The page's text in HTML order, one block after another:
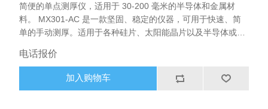
简便的单点测厚仪，适用于 30-200 毫米的半导体和金属材
料。 MX301-AC 是一款坚固、稳定的仪器，可用于快速、简
单的手动测厚。适用于各种硅片、太阳能晶片以及半导体或金
示屏。可独立工作，也可通过串行接口与 PC 连接，从而收集
多个测量数据，计算单个晶片或整批晶片的平面度（TTV）、
平均值或标准偏差。
电话报价
加入购物车